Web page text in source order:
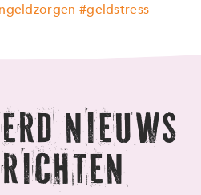
#geldstress
nieuws